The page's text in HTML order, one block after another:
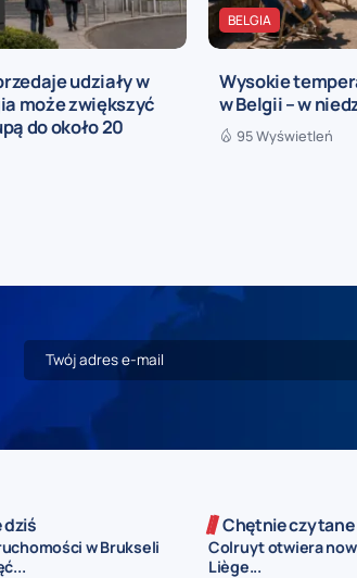
udziały w
może zwiększyć
do około 20
BELGIA
Wysokie
w Belgii – w
95 Wyświetleń
w Brukseli
Chętnie
Colruyt otwiera
Liège...